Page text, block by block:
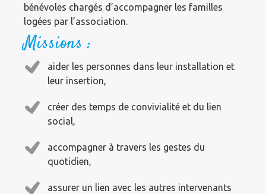
bénévoles chargés d’accompagner les familles
logées par l’association.
Missions :
aider les personnes dans leur installation et
leur insertion,
créer des temps de convivialité et du lien
social,
accompagner à travers les gestes du
quotidien,
assurer un lien avec les autres intervenants